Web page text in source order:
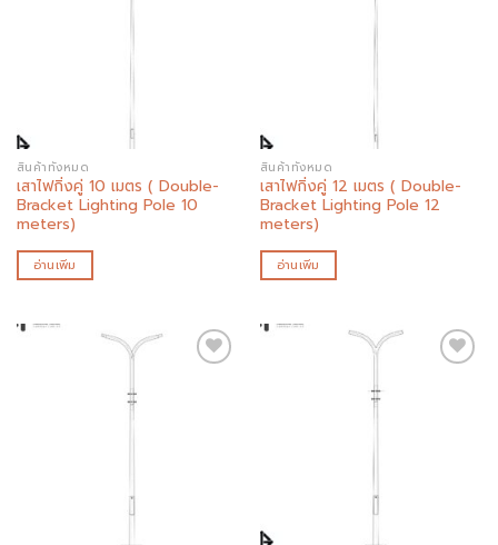
สินค้าทั้งหมด
เสาไฟกิ่งคู่ 10 เมตร ( Double-
Bracket Lighting Pole 10
meters)
อ่านเพิ่ม
สินค้าทั้งหมด
เสาไฟกิ่งคู่ 12 เมตร ( Double-
Bracket Lighting Pole 12
meters)
อ่านเพิ่ม